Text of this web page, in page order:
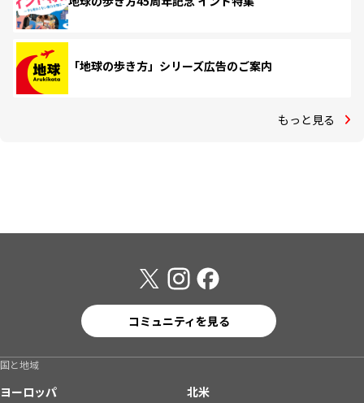
「地球の歩き方」シリーズ広告のご案内
もっと見る
コミュニティを見る
国と地域
ヨーロッパ
北米